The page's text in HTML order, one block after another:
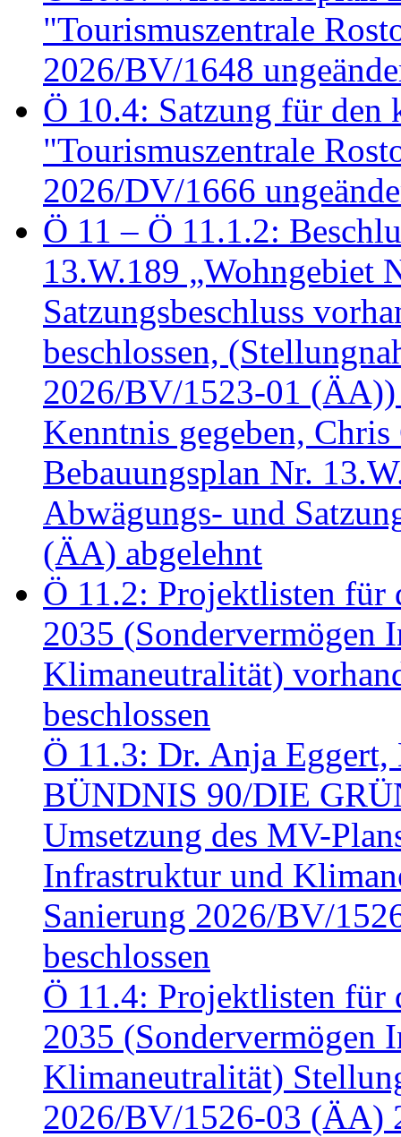
"Tourismuszentrale
2026/BV/1648
Ö 10.4: Satzung für den
"Tourismuszentrale
2026/DV/1666
Ö 11 – Ö 11.1.2:
13.W.189 „Wohngebiet
Satzungsbeschluss
beschlossen,
2026/BV/1523-01
Kenntnis gegeben,
Bebauungsplan Nr.
Abwägungs- und
(ÄA) abgelehnt
Ö 11.2: Projektlisten für
2035 (Sondervermögen
Klimaneutralität)
beschlossen
Ö 11.3: Dr. Anja
BÜNDNIS 90/DIE
Umsetzung des MV-
Infrastruktur und
Sanierung 2026/BV/
beschlossen
Ö 11.4: Projektlisten für
2035 (Sondervermögen
Klimaneutralität)
2026/BV/1526-03 (ÄA)